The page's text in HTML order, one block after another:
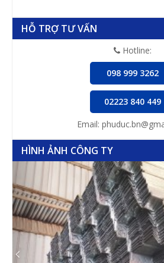
HỖ TRỢ TƯ VẤN
Hotline:
098 999 3262
02223 840 449
Email:
HÌNH ẢNH CÔNG TY
Previous